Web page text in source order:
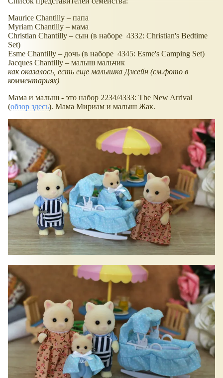
Maurice Chantilly – папа
Myriam Chantilly – мама
Christian Chantilly – сын (в наборе 4332: Christian's Bedtime
Set)
Esme Chantilly – дочь (в наборе 4345: Esme's Camping Set)
Jacques Chantilly – малыш мальчик
как оказалось, есть еще малышка Джейн (см.фото в
комментариях)
Мама и малыш - это набор 2234/4333: The New Arrival
(обзор здесь). Мама Мириам и малыш Жак.